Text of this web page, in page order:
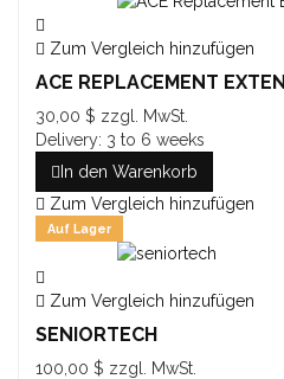
Zum Vergleich hinzufügen
ACE REPLACEMENT
30,00 $ zzgl. MwSt.
Delivery: 3 to 6 weeks
In den Warenkorb
Zum Vergleich hinzufügen
Auf Lager
Zum Vergleich hinzufügen
SENIORTECH
100,00 $ zzgl. MwSt.